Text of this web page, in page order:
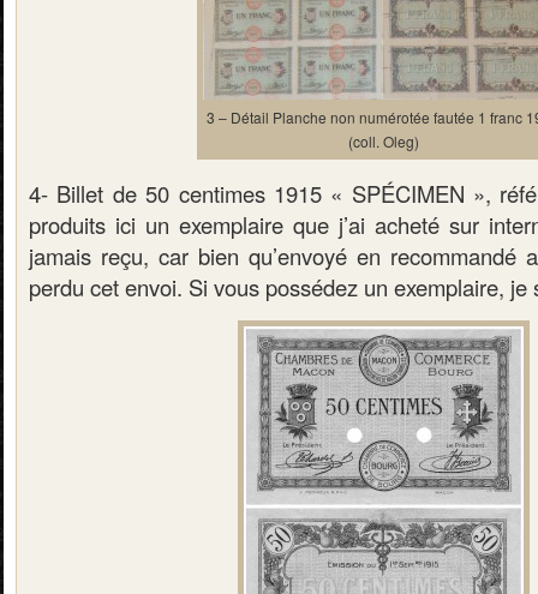
3 – Détail Planche non numérotée fautée 1 franc
(coll. Oleg)
4- Billet de 50 centimes 1915 « SPÉCIMEN »,
produits ici un exemplaire que j’ai acheté sur
jamais reçu, car bien qu’envoyé en recommandé
perdu cet envoi. Si vous possédez un exemplaire,